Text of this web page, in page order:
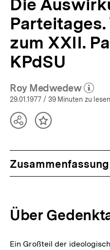
Die
Parteitages.
zum XXII.
KPdSU
Roy Medwedew
(Mehr zum
öffnen
29.01.1977 / 39 Minuten zu lesen
TeilenInhalt
Zusammenfassung
Über
Ein Großteil der